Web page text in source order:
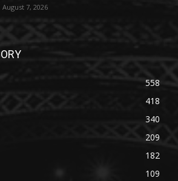
August 7, 2026
558
418
340
209
182
109